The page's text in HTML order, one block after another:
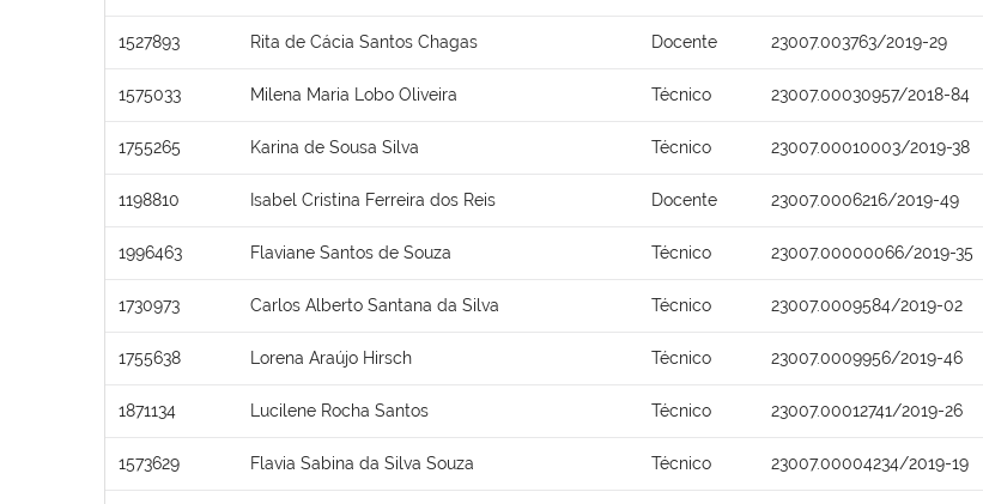
1527893 Rita de Cácia Santos Chagas Docente 23007.003763/2019-29
1575033 Milena Maria Lobo Oliveira Técnico 23007.00030957/2018-84
1755265 Karina de Sousa Silva Técnico 23007.00010003/2019-38
1198810 Isabel Cristina Ferreira dos Reis Docente 23007.0006216/2019-49
1996463 Flaviane Santos de Souza Técnico 23007.00000066/2019-35
1730973 Carlos Alberto Santana da Silva Técnico 23007.0009584/2019-02
1755638 Lorena Araújo Hirsch Técnico 23007.0009956/2019-46
1871134 Lucilene Rocha Santos Técnico 23007.00012741/2019-26
1573629 Flavia Sabina da Silva Souza Técnico 23007.00004234/2019-19